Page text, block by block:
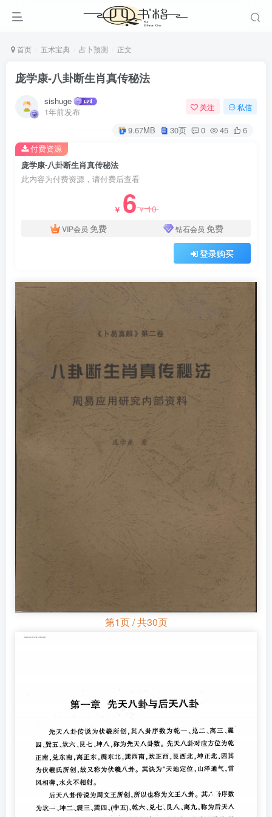
首页 五术宝典 占卜预测 正文
庞学康-八卦断生肖真传秘法
sishuge
1年前发布
关注 私信
9.67MB 30页 0 45 6
庞学康-八卦断生肖真传秘法
此内容为付费资源，请付费后查看
￥ 6￥10
VIP会员 免费 钻石会员 免费
登录购买
付费资源
第1页 / 共30页